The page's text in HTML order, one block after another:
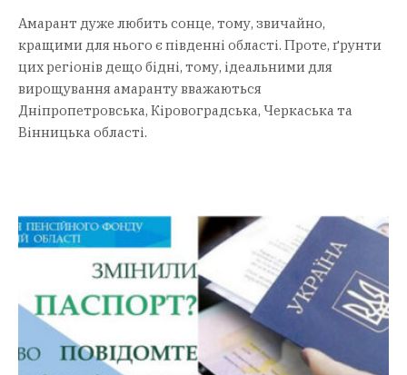
Амарант дуже любить сонце, тому, звичайно,
кращими для нього є південні області. Проте, ґрунти
цих регіонів дещо бідні, тому, ідеальними для
вирощування амаранту вважаються
Дніпропетровська, Кіровоградська, Черкаська та
Вінницька області.